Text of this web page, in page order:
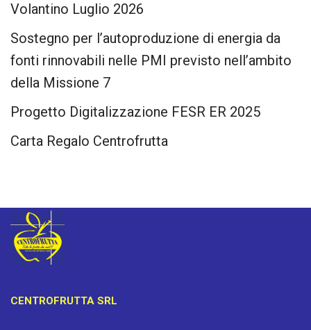
Volantino Luglio 2026
Sostegno per l’autoproduzione di energia da
fonti rinnovabili nelle PMI previsto nell’ambito
della Missione 7
Progetto Digitalizzazione FESR ER 2025
Carta Regalo Centrofrutta
CENTROFRUTTA SRL